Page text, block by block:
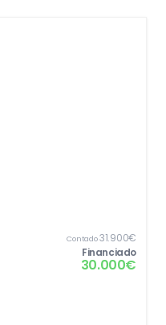
Contado31.900€
Financiado
30.000€